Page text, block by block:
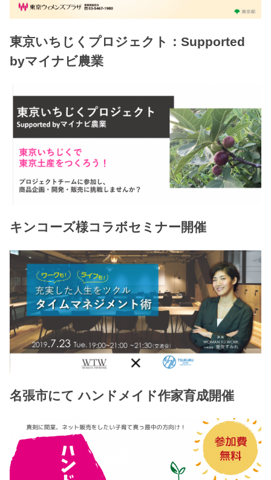
東京いちじくプロジェクト：Supported
byマイナビ農業
キンコーズ様コラボセミナー開催
名張市にて ハンドメイド作家育成開催